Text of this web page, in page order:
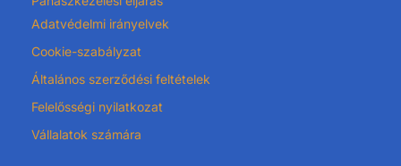
Adatvédelmi irányelvek
Cookie-szabályzat
Általános szerződési feltételek
Felelősségi nyilatkozat
Vállalatok számára